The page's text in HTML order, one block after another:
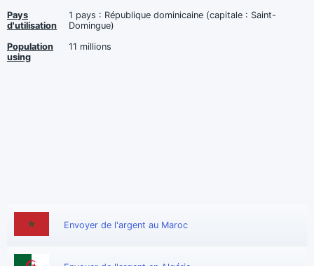
Pays
d'utilisation
1 pays : République dominicaine (capitale : Saint-
Domingue)
Population
using
11 millions
Envoyer de l'argent au Maroc